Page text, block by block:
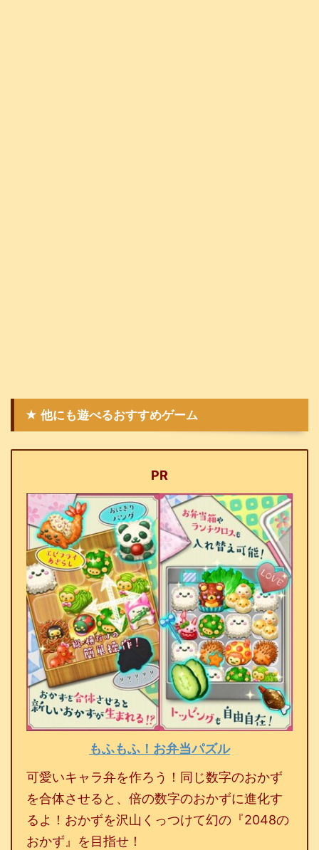
★ 他にも遊べるおすすめゲーム
PR
もふもふ！お弁当パズル
可愛いキャラ弁を作ろう！同じ数字のおかず
を合体させると、倍の数字のおかずに進化す
るよ！おかずを沢山くっつけて幻の『2048の
おかず』を目指せ！